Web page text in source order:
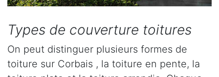
Types de couverture toitures
On peut distinguer plusieurs formes de
toiture sur Corbais , la toiture en pente, la